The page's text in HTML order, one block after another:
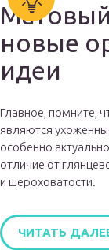
новые
идеи
Главное, помните,
являются
особенно
отличие от
и шероховатости.
ЧИТАТЬ